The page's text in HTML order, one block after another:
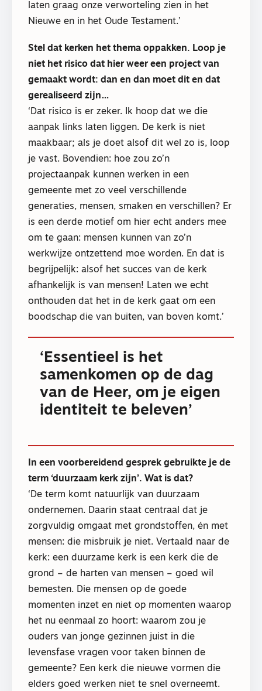
laten graag onze verworteling zien in het
Nieuwe en in het Oude Testament.’
Stel dat kerken het thema oppakken. Loop je
niet het risico dat hier weer een project van
gemaakt wordt: dan en dan moet dit en dat
gerealiseerd zijn…
‘Dat risico is er zeker. Ik hoop dat we die
aanpak links laten liggen. De kerk is niet
maakbaar; als je doet alsof dit wel zo is, loop
je vast. Bovendien: hoe zou zo’n
projectaanpak kunnen werken in een
gemeente met zo veel verschillende
generaties, mensen, smaken en verschillen? Er
is een derde motief om hier echt anders mee
om te gaan: mensen kunnen van zo’n
werkwijze ontzettend moe worden. En dat is
begrijpelijk: alsof het succes van de kerk
afhankelijk is van mensen! Laten we echt
onthouden dat het in de kerk gaat om een
boodschap die van buiten, van boven komt.’
‘Essentieel is het
samenkomen op de dag
van de Heer, om je eigen
identiteit te beleven’
In een voorbereidend gesprek gebruikte je de
term ‘duurzaam kerk zijn’. Wat is dat?
‘De term komt natuurlijk van duurzaam
ondernemen. Daarin staat centraal dat je
zorgvuldig omgaat met grondstoffen, én met
mensen: die misbruik je niet. Vertaald naar de
kerk: een duurzame kerk is een kerk die de
grond – de harten van mensen – goed wil
bemesten. Die mensen op de goede
momenten inzet en niet op momenten waarop
het nu eenmaal zo hoort: waarom zou je
ouders van jonge gezinnen juist in die
levensfase vragen voor taken binnen de
gemeente? Een kerk die nieuwe vormen die
elders goed werken niet te snel overneemt.